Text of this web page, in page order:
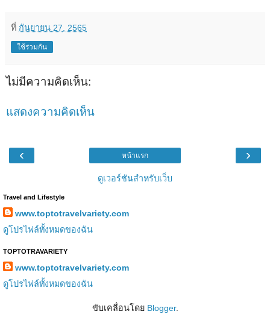
ที่ กันยายน 27, 2565
ใช้ร่วมกัน
ไม่มีความคิดเห็น:
แสดงความคิดเห็น
‹ ›
หน้าแรก
ดูเวอร์ชันสำหรับเว็บ
Travel and Lifestyle
www.toptotravelvariety.com
ดูโปรไฟล์ทั้งหมดของฉัน
TOPTOTRAVARIETY
www.toptotravelvariety.com
ดูโปรไฟล์ทั้งหมดของฉัน
ขับเคลื่อนโดย Blogger.